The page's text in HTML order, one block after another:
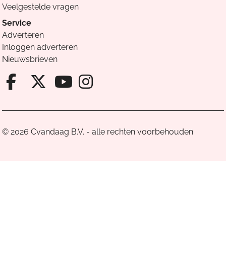
Veelgestelde vragen
Service
Adverteren
Inloggen adverteren
Nieuwsbrieven
Facebook van Cvandaag
X van Cvandaag
Instagram van
© 2026 Cvandaag B.V. - alle rechten voorbehouden